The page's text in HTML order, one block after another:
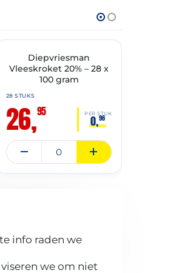
✓ VAST ASSORTIMENT
Diepvriesman
Vleeskroket 20% – 28 x
100 gram
28 STUKS
26,95 PER STUK
0,96
info raden we
we om niet